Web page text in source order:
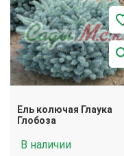
Ель колючая Глаука
Глобоза
В наличии